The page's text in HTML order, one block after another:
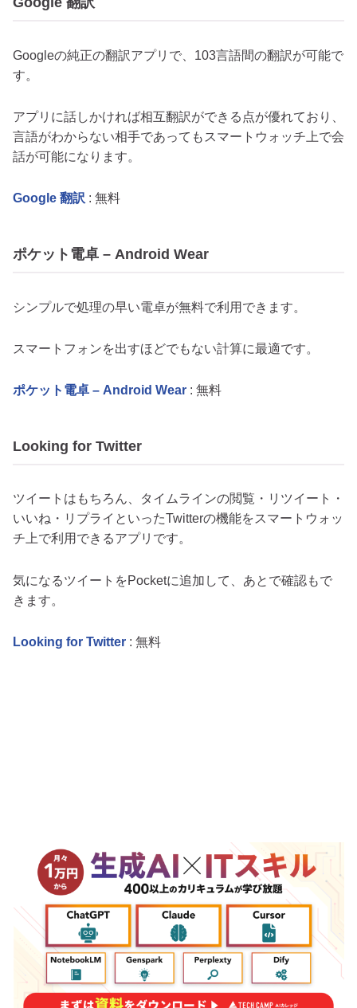
Googleの純正の翻訳アプリで、103言語間の翻訳が可能で
す。
アプリに話しかければ相互翻訳ができる点が優れており、
言語がわからない相手であってもスマートウォッチ上で会
話が可能になります。
Google 翻訳 : 無料
ポケット電卓 – Android Wear
シンプルで処理の早い電卓が無料で利用できます。
スマートフォンを出すほどでもない計算に最適です。
ポケット電卓 – Android Wear : 無料
Looking for Twitter
ツイートはもちろん、タイムラインの閲覧・リツイート・
いいね・リプライといったTwitterの機能をスマートウォッ
チ上で利用できるアプリです。
気になるツイートをPocketに追加して、あとで確認もで
きます。
Looking for Twitter : 無料